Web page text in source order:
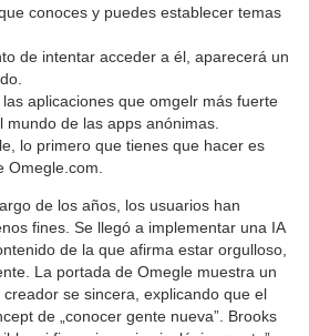
conoces y puedes establecer temas
de intentar acceder a él, aparecerá un
aplicaciones que omgelr más fuerte
de las apps anónimas.
lo primero que tienes que hacer es
Omegle.com.
de los años, los usuarios han
fines. Se llegó a implementar una IA
de la que afirma estar orgulloso,
La portada de Omegle muestra un
se sincera, explicando que el
de „conocer gente nueva”. Brooks